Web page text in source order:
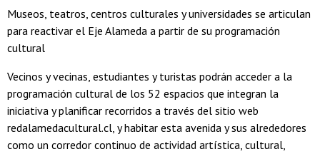
Museos, teatros, centros culturales y universidades se articulan
para reactivar el Eje Alameda a partir de su programación
cultural
Vecinos y vecinas, estudiantes y turistas podrán acceder a la
programación cultural de los 52 espacios que integran la
iniciativa y planificar recorridos a través del sitio web
redalamedacultural.cl, y habitar esta avenida y sus alrededores
como un corredor continuo de actividad artística, cultural,